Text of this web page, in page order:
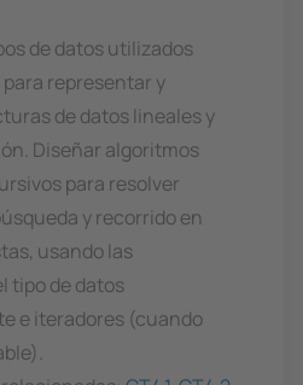
de datos utilizados
representar y
de datos lineales y
Diseñar algoritmos
para resolver
y recorrido en
usando las
tipo de datos
e iteradores (cuando